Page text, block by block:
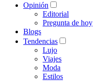
Opinión
Editorial
Pregunta de hoy
Blogs
Tendencias
Lujo
Viajes
Moda
Estilos